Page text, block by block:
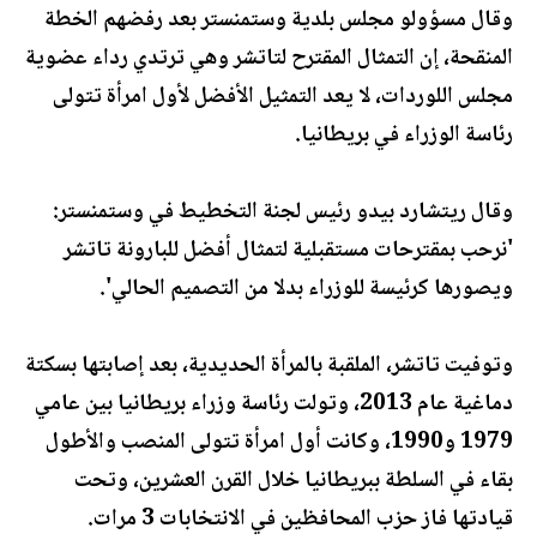
وقال مسؤولو مجلس بلدية وستمنستر بعد رفضهم الخطة
المنقحة، إن التمثال المقترح لتاتشر وهي ترتدي رداء عضوية
مجلس اللوردات، لا يعد التمثيل الأفضل لأول امرأة تتولى
رئاسة الوزراء في بريطانيا.
وقال ريتشارد بيدو رئيس لجنة التخطيط في وستمنستر:
'نرحب بمقترحات مستقبلية لتمثال أفضل للبارونة تاتشر
ويصورها كرئيسة للوزراء بدلا من التصميم الحالي'.
وتوفيت تاتشر، الملقبة بالمرأة الحديدية، بعد إصابتها بسكتة
دماغية عام 2013، وتولت رئاسة وزراء بريطانيا بين عامي
1979 و1990، وكانت أول امرأة تتولى المنصب والأطول
بقاء في السلطة ببريطانيا خلال القرن العشرين، وتحت
قيادتها فاز حزب المحافظين في الانتخابات 3 مرات.